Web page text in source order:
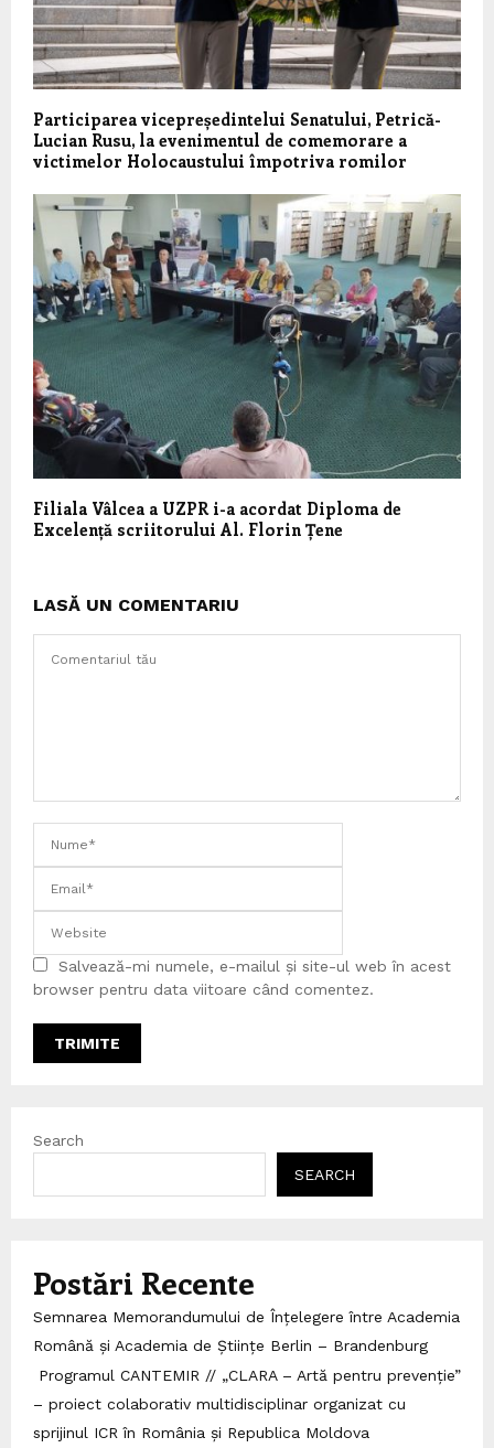
Participarea vicepreședintelui Senatului, Petrică-
Lucian Rusu, la evenimentul de comemorare a
victimelor Holocaustului împotriva romilor
Filiala Vâlcea a UZPR i-a acordat Diploma de
Excelență scriitorului Al. Florin Țene
LASĂ UN COMENTARIU
Salvează-mi numele, e-mailul și site-ul web în acest
browser pentru data viitoare când comentez.
Search
SEARCH
Postări Recente
Semnarea Memorandumului de Înțelegere între Academia
Română și Academia de Științe Berlin – Brandenburg
Programul CANTEMIR // „CLARA – Artă pentru prevenție”
– proiect colaborativ multidisciplinar organizat cu
sprijinul ICR în România și Republica Moldova